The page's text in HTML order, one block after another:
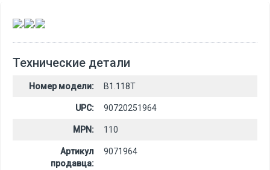
, ,
Технические детали
Номер модели: B1.118T
UPC: 90720251964
MPN: 110
Артикул
продавца:
9071964